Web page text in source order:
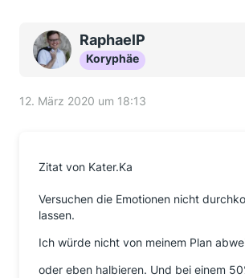
RaphaelP
Koryphäe
12. März 2020 um 18:13
Zitat von Kater.Ka
Versuchen die Emotionen nicht
lassen.
Ich würde nicht von meinem Plan
oder eben halbieren. Und bei einem